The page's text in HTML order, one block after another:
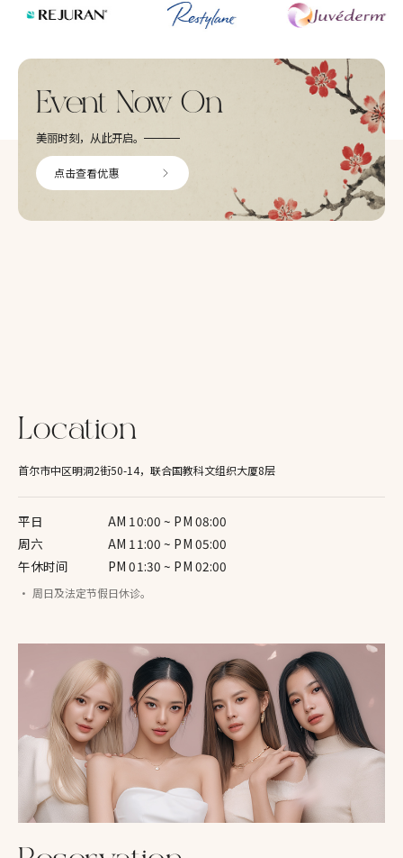
Event Now On
美丽时刻，从此开启。
点击查看优惠
Location
首尔市中区明洞2街50-14，联合国教科文组织大厦8层
平日
AM 10:00 ~ PM 08:00
周六
AM 11:00 ~ PM 05:00
午休时间
PM 01:30 ~ PM 02:00
· 周日及法定节假日休诊。